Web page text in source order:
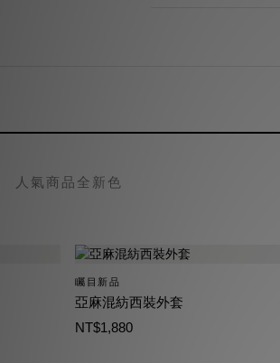
人氣商品全新色
矚目新品
亞麻混紡西裝外套
NT$1,880